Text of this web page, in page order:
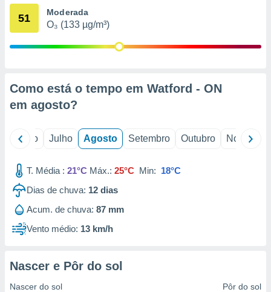
estudos
1199
51 Moderada
O₃ (133 µg/m³)
Como está o tempo em Watford - ON
em agosto?
Junho Julho Agosto Setembro Outubro Novembro
T. Média : 21°C Máx.: 25°C Min: 18°C
Dias de chuva: 12 dias
Acum. de chuva: 87 mm
Vento médio: 13 km/h
Nascer e Pôr do sol
Nascer do sol Pôr do sol